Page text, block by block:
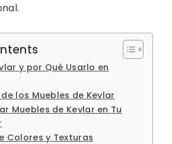
y por Qué Usarlo en
los Muebles de Kevlar
Muebles de Kevlar en Tu
Colores y Texturas